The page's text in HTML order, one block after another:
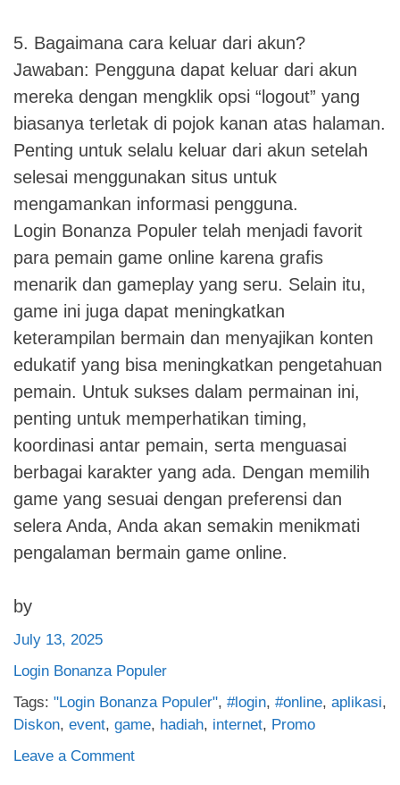
5. Bagaimana cara keluar dari akun?
Jawaban: Pengguna dapat keluar dari akun
mereka dengan mengklik opsi “logout” yang
biasanya terletak di pojok kanan atas halaman.
Penting untuk selalu keluar dari akun setelah
selesai menggunakan situs untuk
mengamankan informasi pengguna.
Login Bonanza Populer telah menjadi favorit
para pemain game online karena grafis
menarik dan gameplay yang seru. Selain itu,
game ini juga dapat meningkatkan
keterampilan bermain dan menyajikan konten
edukatif yang bisa meningkatkan pengetahuan
pemain. Untuk sukses dalam permainan ini,
penting untuk memperhatikan timing,
koordinasi antar pemain, serta menguasai
berbagai karakter yang ada. Dengan memilih
game yang sesuai dengan preferensi dan
selera Anda, Anda akan semakin menikmati
pengalaman bermain game online.
by
July 13, 2025
Login Bonanza Populer
Tags: "Login Bonanza Populer", #login, #online, aplikasi,
Diskon, event, game, hadiah, internet, Promo
Leave a Commenton